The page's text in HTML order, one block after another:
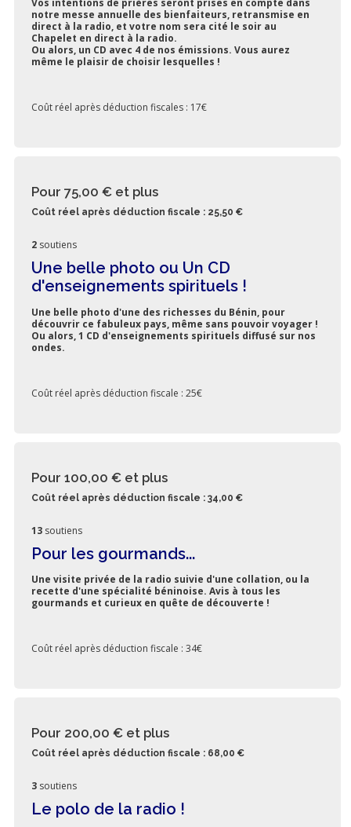
Vos intentions de prières seront prises en compte dans
notre messe annuelle des bienfaiteurs, retransmise en
direct à la radio, et votre nom sera cité le soir au
Chapelet en direct à la radio.
Ou alors, un CD avec 4 de nos émissions. Vous aurez
même le plaisir de choisir lesquelles !
Coût réel après déduction fiscales : 17€
Pour 75,00 € et plus
Coût réel après déduction fiscale : 25,50 €
2 soutiens
Une belle photo ou Un CD
d'enseignements spirituels !
Une belle photo d'une des richesses du Bénin, pour
découvrir ce fabuleux pays, même sans pouvoir voyager !
Ou alors, 1 CD d'enseignements spirituels diffusé sur nos
ondes.
Coût réel après déduction fiscale : 25€
Pour 100,00 € et plus
Coût réel après déduction fiscale : 34,00 €
13 soutiens
Pour les gourmands...
Une visite privée de la radio suivie d'une collation, ou la
recette d'une spécialité béninoise. Avis à tous les
gourmands et curieux en quête de découverte !
Coût réel après déduction fiscale : 34€
Pour 200,00 € et plus
Coût réel après déduction fiscale : 68,00 €
3 soutiens
Le polo de la radio !